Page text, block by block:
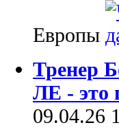
Европы
Тренер
ЛЕ - это
09.04.26